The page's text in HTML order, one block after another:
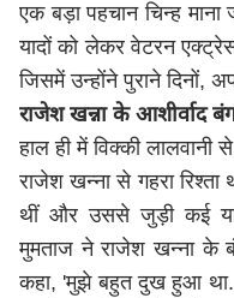
एक बड़ा पहचान चिन्ह
यादों को लेकर वेटरन
जिसमें उन्होंने पुराने दिनों,
राजेश खन्ना के आशीर्वाद
हाल ही में विक्की लालवानी
राजेश खन्ना से गहरा
थीं और उससे जुड़ी कई
मुमताज ने राजेश खन्ना के
कहा, 'मुझे बहुत दुख हुआ